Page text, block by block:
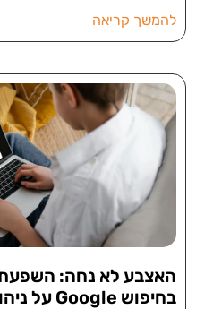
להמשך קריאה
האצבע לא נחה: השפעת
בחיפוש Google על ניהול מוניטין